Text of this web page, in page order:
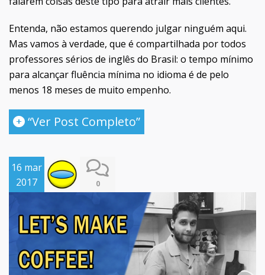
Entenda, não estamos querendo julgar ninguém aqui.
Mas vamos à verdade, que é compartilhada por todos
professores sérios de inglês do Brasil: o tempo mínimo
para alcançar fluência mínima no idioma é de pelo
menos 18 meses de muito empenho.
“Ver Post Completo”
16 mar
2017
0